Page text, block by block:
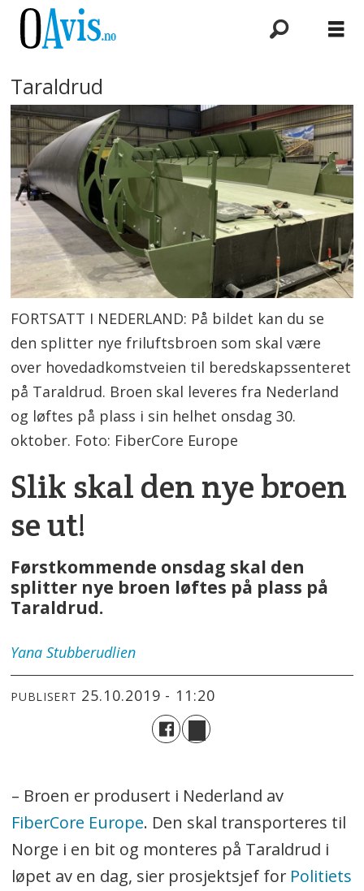
Taraldrud
FORTSATT I NEDERLAND: På bildet kan du se
den splitter nye friluftsbroen som skal være
over hovedadkomstveien til beredskapssenteret
på Taraldrud. Broen skal leveres fra Nederland
og løftes på plass i sin helhet onsdag 30.
oktober. Foto: FiberCore Europe
Slik skal den nye broen
se ut!
Førstkommende onsdag skal den
splitter nye broen løftes på plass på
Taraldrud.
Yana Stubberudlien
PUBLISERT 25.10.2019 - 11:20
– Broen er produsert i Nederland av
FiberCore Europe. Den skal transporteres til
Norge i en bit og monteres på Taraldrud i
løpet av en dag, sier prosjektsjef for Politiets